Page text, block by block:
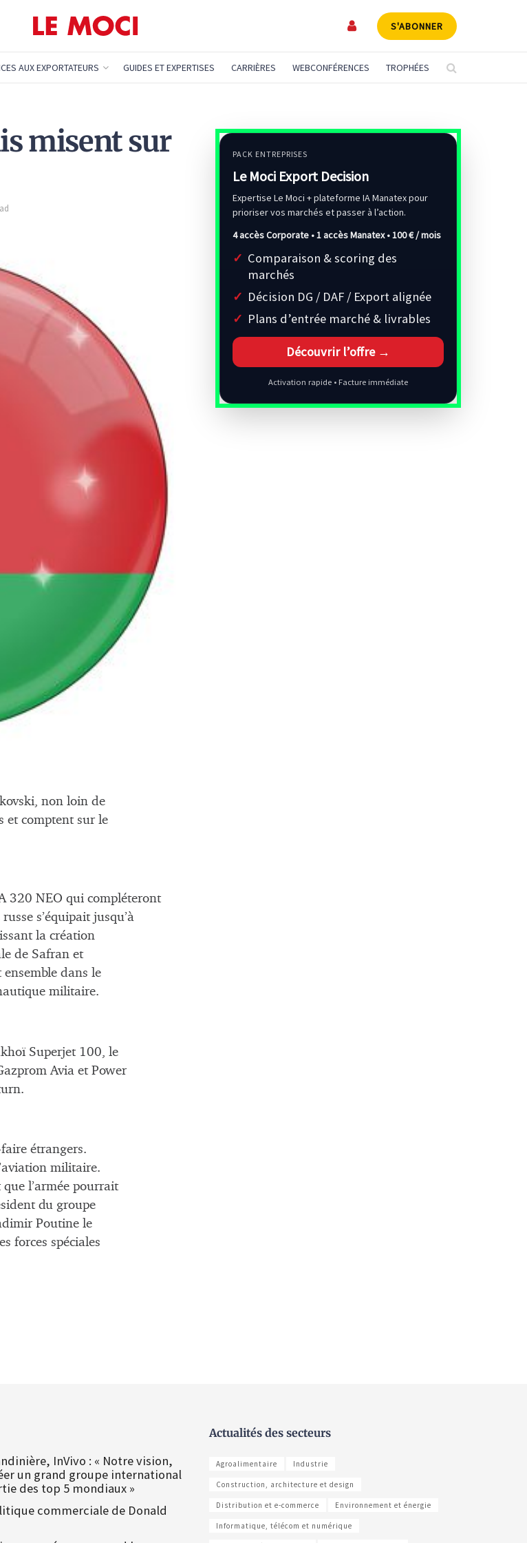
S'ABONNER
AUX EXPORTATEURS GUIDES ET EXPERTISES CARRIÈRES WEBCONFÉRENCES TROPHÉES
misent sur
non loin de
et comptent sur le
320 NEO qui compléteront
s’équipait jusqu’à
la création
de Safran et
ensemble dans le
militaire.
Superjet 100, le
Avia et Power
étrangers.
militaire.
l’armée pourrait
du groupe
Poutine le
forces spéciales
PACK ENTREPRISES
Le Moci Export Decision
Expertise Le Moci + plateforme IA Manatex pour
prioriser vos marchés et passer à l’action.
4 accès Corporate • 1 accès Manatex •100 € / mois
Comparaison & scoring des
marchés
Décision DG / DAF / Export alignée
Plans d’entrée marché & livrables
Découvrir l’offre →
Activation rapide • Facture immédiate
InVivo : « Notre vision,
un grand groupe international
des top 5 mondiaux »
commerciale de Donald
Actualités des secteurs
Agroalimentaire Industrie
Construction, architecture et design
Distribution et e-commerce Environnement et énergie
Informatique, télécom et numérique